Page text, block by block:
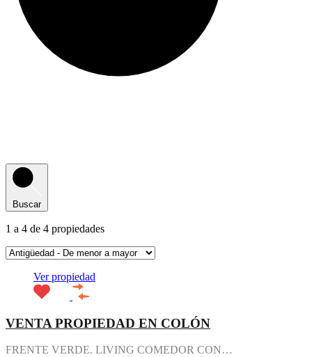
Buscar
1 a 4 de 4 propiedades
Ver propiedad
VENTA PROPIEDAD EN COLÓN
FRENTE VERDE. LIVING COMEDOR CON…